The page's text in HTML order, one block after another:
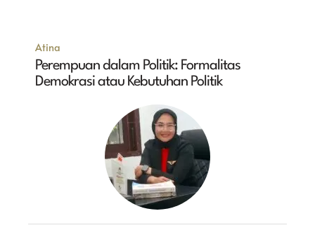
Atina
Perempuan dalam Politik: Formalitas
Demokrasi atau Kebutuhan Politik